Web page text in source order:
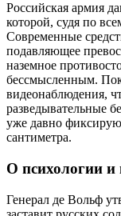
Российская армия
которой, судя по
Современные
подавляющее
наземное
бессмысленным.
видеонаблюдения,
разведывательные
уже давно
сантиметра.
О психологии
Генерал де Вольф